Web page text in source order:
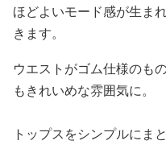
ほどよいモード感が生ま
きます。
ウエストがゴム仕様のも
もきれいめな雰囲気に。
トップスをシンプルにま